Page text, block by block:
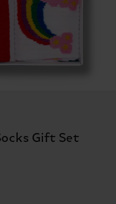
Gift Set